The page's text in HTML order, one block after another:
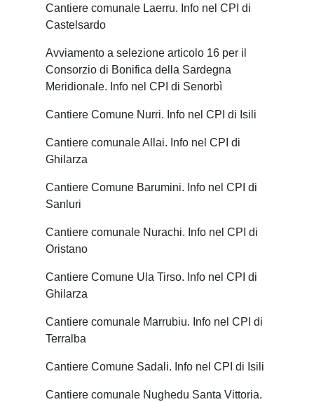
Cantiere comunale Laerru. Info nel CPI di
Castelsardo
Avviamento a selezione articolo 16 per il
Consorzio di Bonifica della Sardegna
Meridionale. Info nel CPI di Senorbì
Cantiere Comune Nurri. Info nel CPI di Isili
Cantiere comunale Allai. Info nel CPI di
Ghilarza
Cantiere Comune Barumini. Info nel CPI di
Sanluri
Cantiere comunale Nurachi. Info nel CPI di
Oristano
Cantiere Comune Ula Tirso. Info nel CPI di
Ghilarza
Cantiere comunale Marrubiu. Info nel CPI di
Terralba
Cantiere Comune Sadali. Info nel CPI di Isili
Cantiere comunale Nughedu Santa Vittoria.